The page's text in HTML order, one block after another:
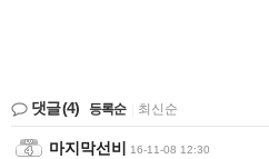
댓글(4) 등록순 최신순
마지막선비 16-11-08 12:30